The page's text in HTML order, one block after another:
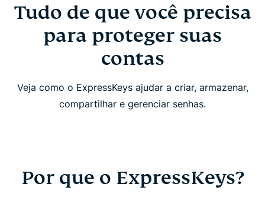
Por que o ExpressKeys?
Recursos inteligentes e simples de usar
Comece a usar o ExpressKeys
Tudo de que você precisa
para proteger suas
contas
Veja como o ExpressKeys ajudar a criar, armazenar,
compartilhar e gerenciar senhas.
Por que o ExpressKeys?